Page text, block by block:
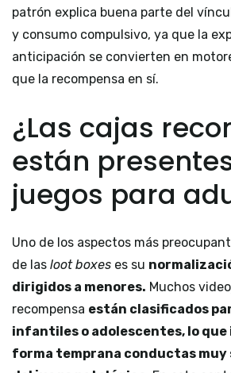
patrón explica buena parte del
y consumo compulsivo, ya que la
anticipación se convierten en
que la recompensa en sí.
¿Las cajas
están
juegos para
Uno de los aspectos más
de las loot boxes es su
dirigidos a menores. Muchos
recompensa están clasificados
infantiles o adolescentes, lo
forma temprana conductas muy